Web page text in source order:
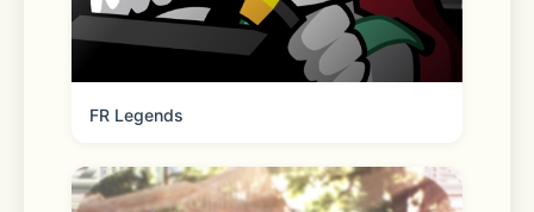
FR Legends